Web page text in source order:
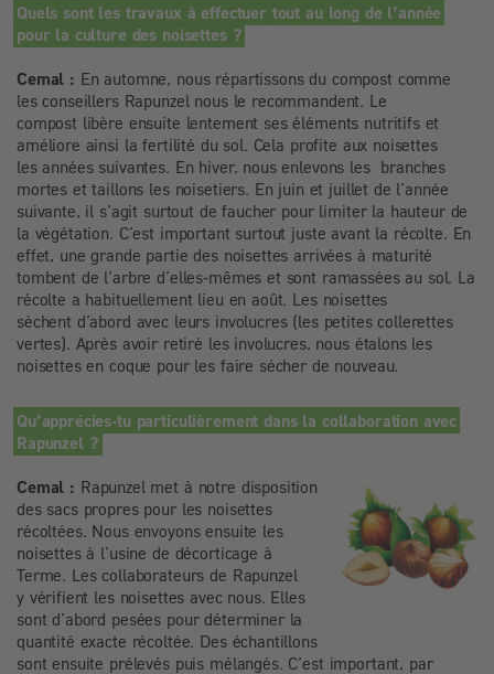
Quels sont les travaux à effectuer tout au long de l’année
pour la culture des noisettes ?
Cemal : En automne, nous répartissons du compost comme
les conseillers Rapunzel nous le recommandent. Le
compost libère ensuite lentement ses éléments nutritifs et
améliore ainsi la fertilité du sol. Cela profite aux noisettes
les années suivantes. En hiver, nous enlevons les branches
mortes et taillons les noisetiers. En juin et juillet de l’année
suivante, il s’agit surtout de faucher pour limiter la hauteur de
la végétation. C’est important surtout juste avant la récolte. En
effet, une grande partie des noisettes arrivées à maturité
tombent de l’arbre d’elles-mêmes et sont ramassées au sol. La
récolte a habituellement lieu en août. Les noisettes
sèchent d’abord avec leurs involucres (les petites collerettes
vertes). Après avoir retiré les involucres, nous étalons les
noisettes en coque pour les faire sécher de nouveau.
Qu’apprécies-tu particulièrement dans la collaboration avec
Rapunzel ?
Cemal : Rapunzel met à notre disposition
des sacs propres pour les noisettes
récoltées. Nous envoyons ensuite les
noisettes à l’usine de décorticage à
Terme. Les collaborateurs de Rapunzel
y vérifient les noisettes avec nous. Elles
sont d’abord pesées pour déterminer la
quantité exacte récoltée. Des échantillons
sont ensuite prélevés puis mélangés. C’est important, par